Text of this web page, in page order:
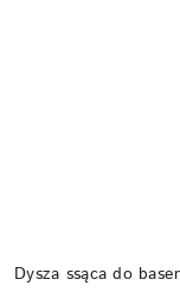
Dysza ssąca do